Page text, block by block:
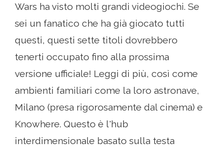
Wars ha visto molti grandi videogiochi. Se
sei un fanatico che ha già giocato tutti
questi, questi sette titoli dovrebbero
tenerti occupato fino alla prossima
versione ufficiale! Leggi di più, così come
ambienti familiari come la loro astronave,
Milano (presa rigorosamente dal cinema) e
Knowhere. Questo è l'hub
interdimensionale basato sulla testa